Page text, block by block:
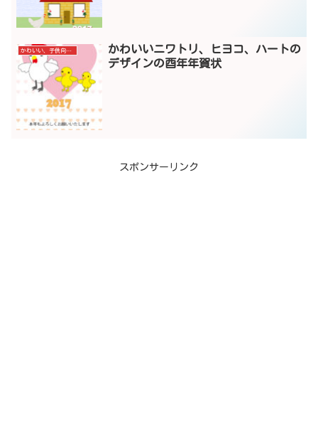
かわいい、子供向けデザイン
かわいいニワトリ、ヒヨコ、ハートの
デザインの酉年年賀状
スポンサーリンク